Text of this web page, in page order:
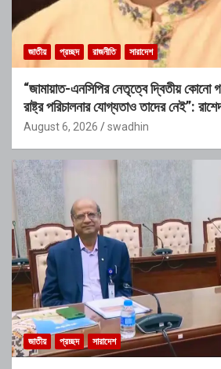
জাতীয় প্রচ্ছদ রাজনীতি সারাদেশ
“জামায়াত-এনসিপির নেতৃত্বে দ্বিতীয় কোনো
রাষ্ট্র পরিচালনার যোগ্যতাও তাদের নেই”:
August 6, 2026 swadhin
জাতীয় প্রচ্ছদ সারাদেশ